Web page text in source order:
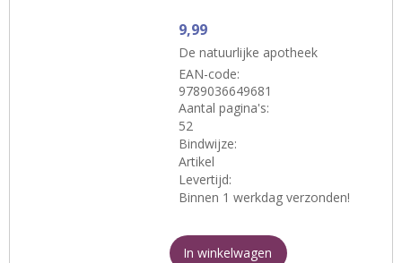
9,99
De natuurlijke apotheek
EAN-code:
9789036649681
Aantal pagina's:
52
Bindwijze:
Artikel
Levertijd:
Binnen 1 werkdag verzonden!
In winkelwagen